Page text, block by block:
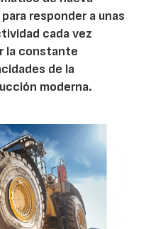
responder a unas
cada vez
la constante
de la
moderna.